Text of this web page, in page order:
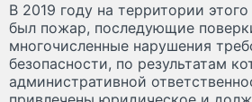
В 2019 году на территории
был пожар, последующие
многочисленные нарушения
безопасности, по результатам
административной